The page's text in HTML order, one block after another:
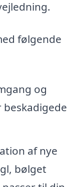
følgende
og
af nye
bølget